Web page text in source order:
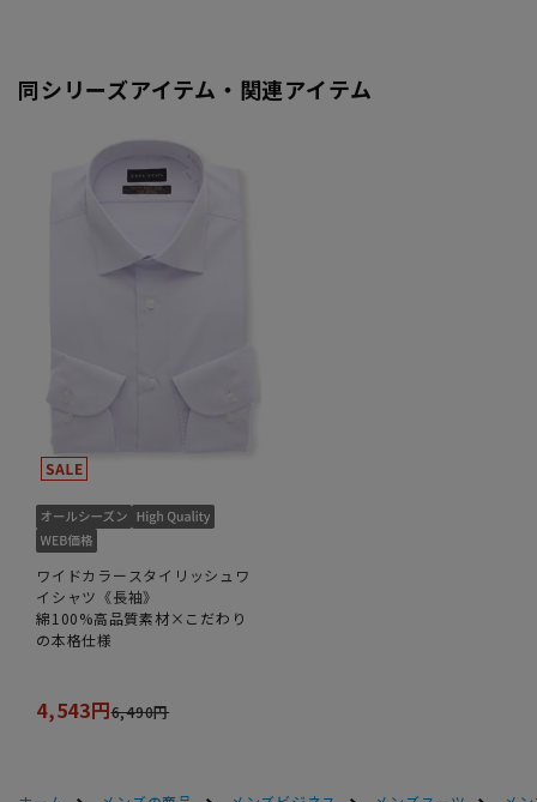
同シリーズアイテム・関連アイテム
ワイドカラースタイリッシュワ
イシャツ《長袖》
綿100%高品質素材×こだわり
の本格仕様
4,543円6,490円